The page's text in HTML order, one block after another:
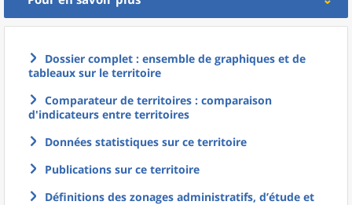
Dossier complet : ensemble de graphiques et de
tableaux sur le territoire
Comparateur de territoires : comparaison
d'indicateurs entre territoires
Données statistiques sur ce territoire
Publications sur ce territoire
Définitions des zonages administratifs, d’étude et